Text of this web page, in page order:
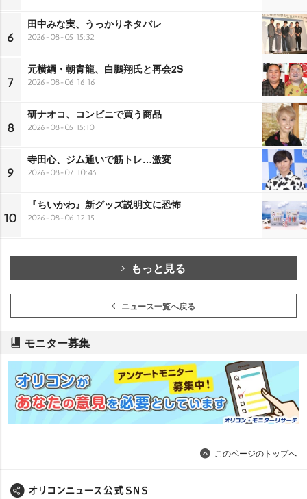
6
田中みな実、うっかりネタバレ
2026-08-05 15:32
7
元横綱・朝青龍、白鵬翔氏と再会2S
2026-08-06 16:16
8
研ナオコ、コンビニで買う商品
2026-08-05 15:10
9
寺田心、ジム通いで筋トレ…激変
2026-08-07 10:46
10
『ちいかわ』新グッズ説明文に恐怖
2026-08-06 12:15
もっと見る
ニュース一覧へ戻る
モニター募集
このページのトップへ